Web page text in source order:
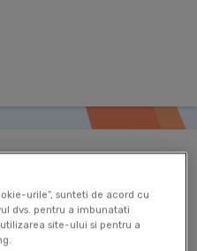
ti
oricand, de
urile”, sunteti de acord cu
dvs. pentru a imbunatati
site-ului si pentru a